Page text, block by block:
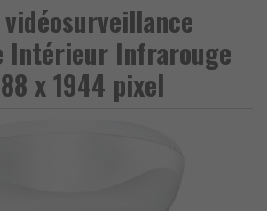
Intérieur Infrarouge
x 1944 pixel